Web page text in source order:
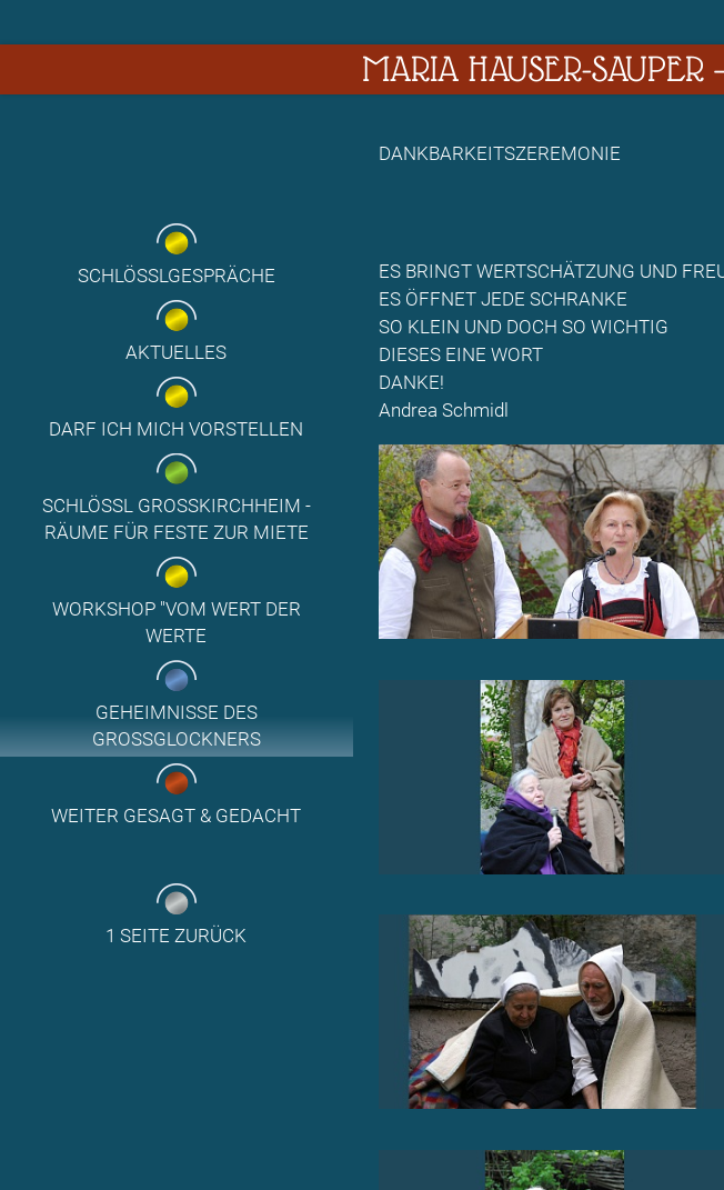
MARIA HAUSER-SAUPER —
SCHLÖSSLGESPRÄCHE
AKTUELLES
DARF ICH MICH VORSTELLEN
SCHLÖSSL GROSSKIRCHHEIM - R
ÄUME FÜR FESTE ZUR MIETE
WORKSHOP "VOM WERT DER
WERTE
GEHEIMNISSE DES
GROSSGLOCKNERS
WEITER GESAGT & GEDACHT
1 SEITE ZURÜCK
DANKBARKEITSZEREMONIE
ES BRINGT WERTSCHÄTZUNG UND
ES ÖFFNET JEDE SCHRANKE
SO KLEIN UND DOCH SO WICHTIG
DIESES EINE WORT
DANKE!
Andrea Schmidl